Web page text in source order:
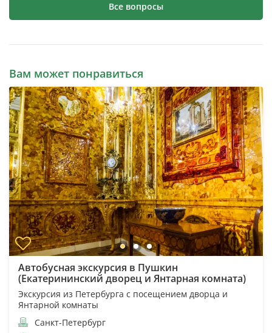
Все вопросы
Вам может понравиться
Автобусная экскурсия в Пушкин
(Екатерининский дворец и Янтарная комната)
Экскурсия из Петербурга с посещением дворца и
Янтарной комнаты
Санкт-Петербург